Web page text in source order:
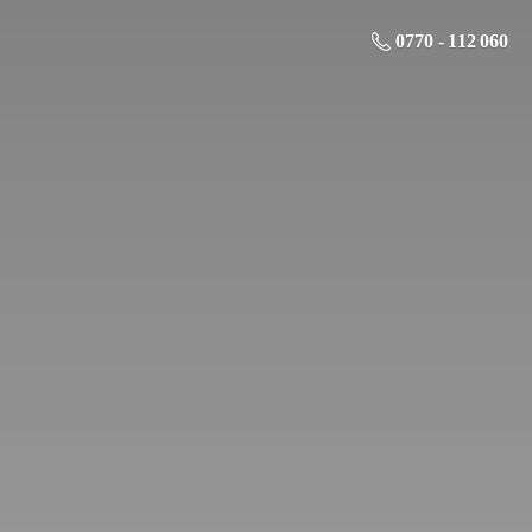
0770 - 112 060